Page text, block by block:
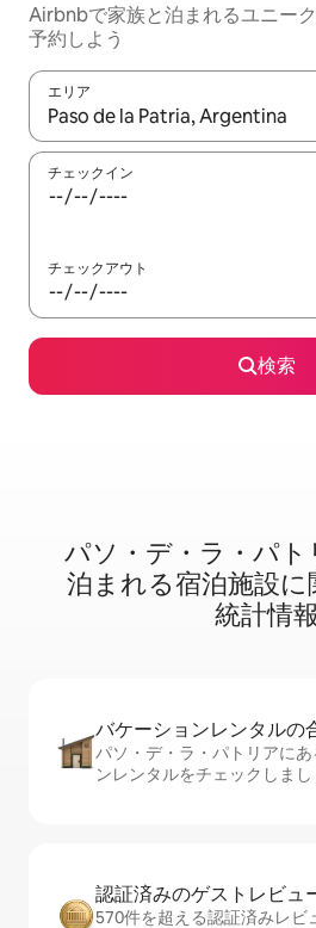
Airbnbで家族と泊まれるユニー
予約しよう
エリア
検索結果が表示されたら、上下の
チェックイン
チェックアウト
検索
パソ・デ・ラ・パト
泊⁠ま⁠れ⁠る宿⁠泊⁠施⁠設⁠に
統⁠計⁠情⁠報
バケーションレ⁠ン⁠タ⁠ル⁠の
パソ・デ・ラ・パトリアに
ンレンタルをチェックしまし
認証済みのゲ⁠ス⁠ト⁠レ⁠ビ⁠ュ⁠
570件を超える認証済みレビ